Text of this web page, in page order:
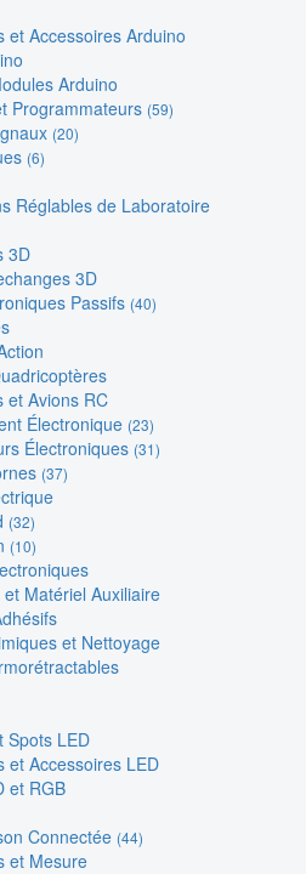
et Accessoires Arduino
Arduino
Programmateurs (59)
(20)
(6)
Réglables de Laboratoire
3D
3D
Passifs (40)
et Avions RC
Électronique (23)
Électroniques (31)
(37)
(32)
(10)
Matériel Auxiliaire
et Nettoyage
Spots LED
et Accessoires LED
et RGB
Connectée (44)
et Mesure